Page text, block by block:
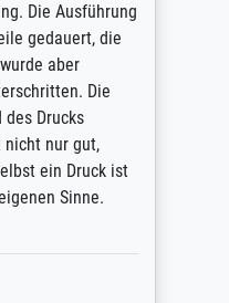
Die Ausführung
gedauert, die
aber
Die
Drucks
nicht nur gut,
ein Druck ist
Sinne.